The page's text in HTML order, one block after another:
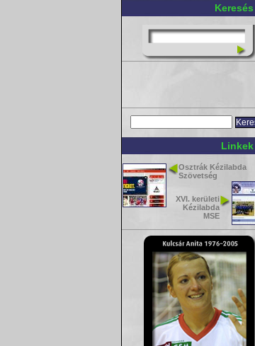
Keresés
Linkek
Osztrák Kézilabda
Szövetség
XVI. kerületi
Kézilabda
MSE